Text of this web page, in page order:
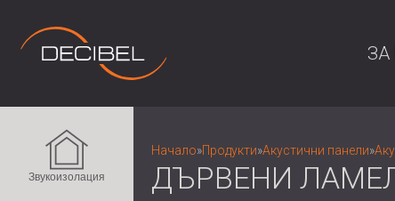
ЗА
Звукоизолация
Начало»Продукти»Акустични панели»
ДЪРВЕНИ